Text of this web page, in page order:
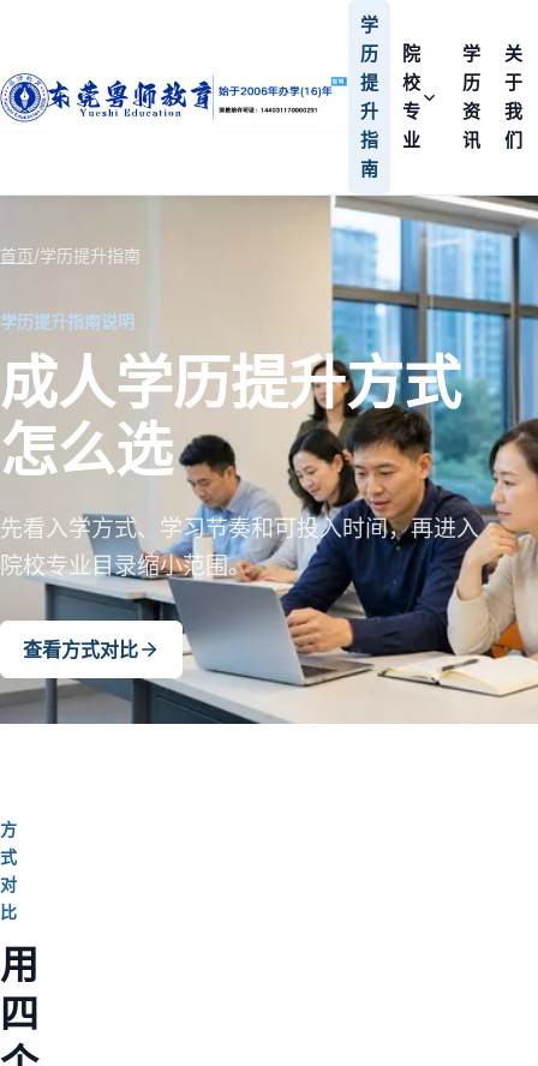
学
历
提
升
指
南
院
校
专
业
学
历
资
讯
关
于
我
们
首页/学历提升指南
学历提升指南说明
成人学历提升方式
怎么选
先看入学方式、学习节奏和可投入时间，再进入
院校专业目录缩小范围。
查看方式对比
方
式
对
比
用
四